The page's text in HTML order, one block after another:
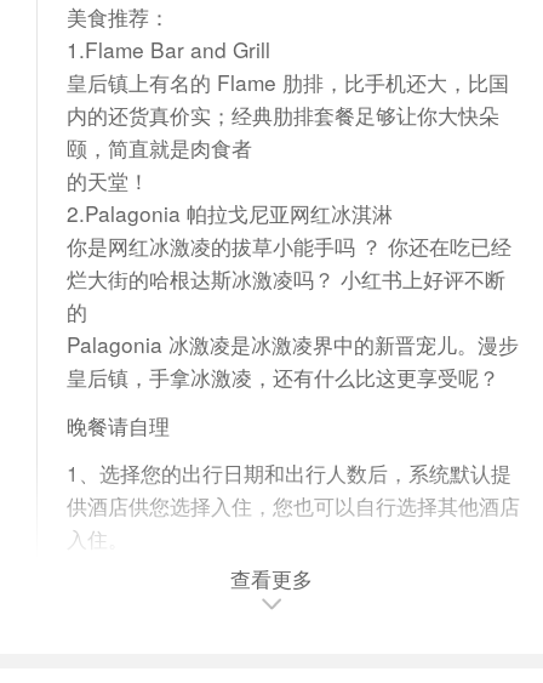
美食推荐：
1.Flame Bar and Grill
皇后镇上有名的 Flame 肋排，比手机还大，比国
内的还货真价实；经典肋排套餐足够让你大快朵
颐，简直就是肉食者
的天堂！
2.Palagonia 帕拉戈尼亚网红冰淇淋
你是网红冰激凌的拔草小能手吗 ？ 你还在吃已经
烂大街的哈根达斯冰激凌吗？ 小红书上好评不断
的
Palagonia 冰激凌是冰激凌界中的新晋宠儿。漫步
皇后镇，手拿冰激凌，还有什么比这更享受呢？
晚餐请自理
1、选择您的出行日期和出行人数后，系统默认提
供酒店供您选择入住，您也可以自行选择其他酒店
入住。
2、在点击【立即预订】后，页面将向下滑动并显
示系统默认的酒店。如果您想查看其他酒店选项，
查看更多